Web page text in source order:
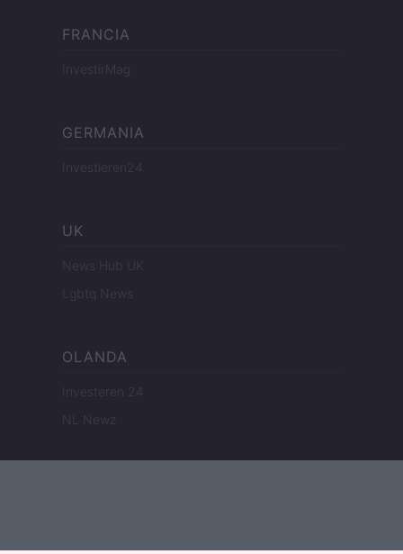
FRANCIA
InvestirMag
GERMANIA
Investieren24
UK
News Hub UK
Lgbtq News
OLANDA
Investeren 24
NL Newz